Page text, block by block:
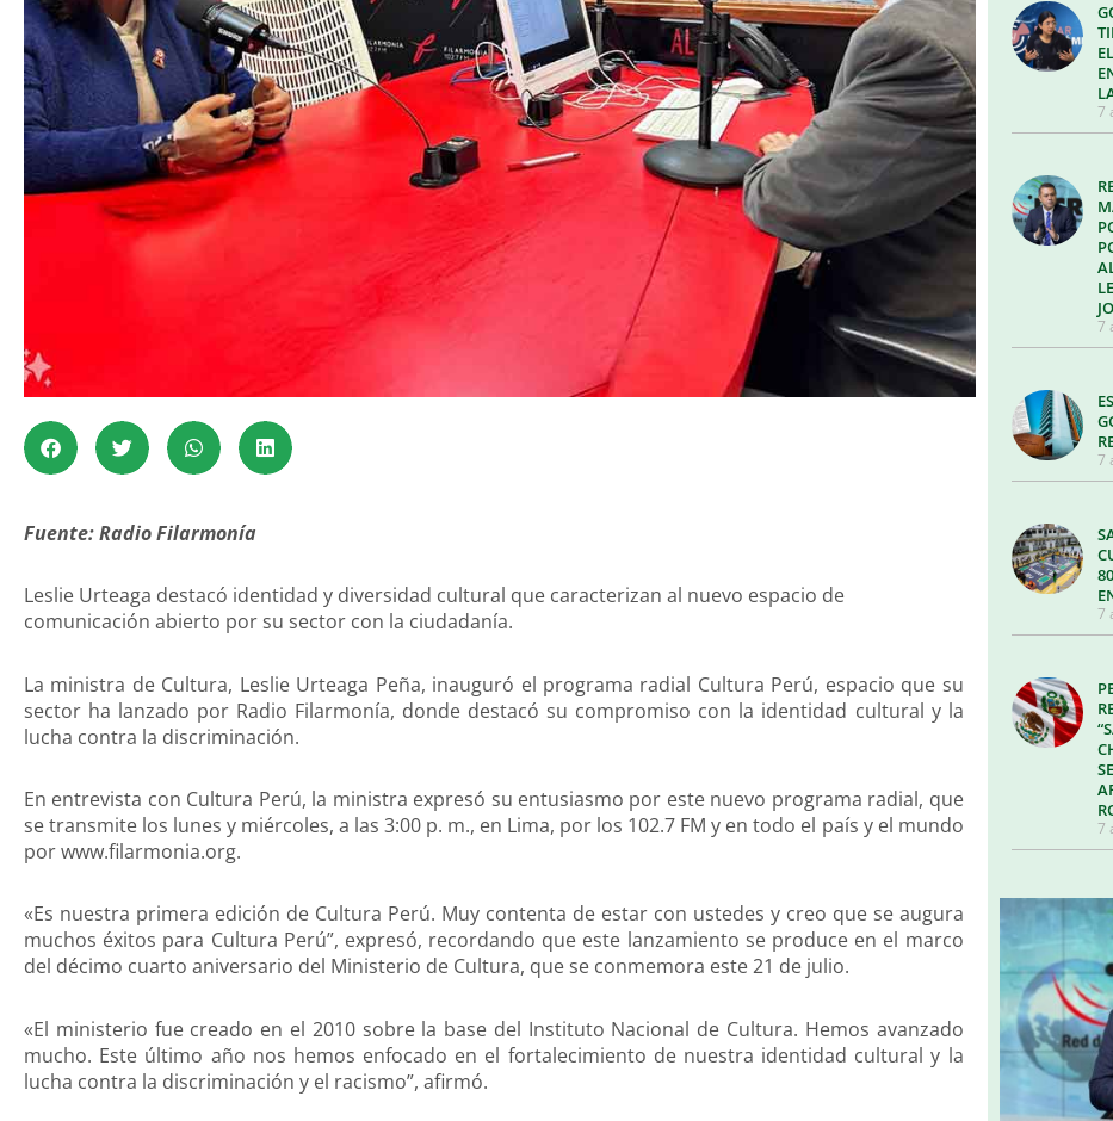
Fuente: Radio Filarmonía
Leslie Urteaga destacó identidad y diversidad cultural que caracterizan al nuevo espacio de
comunicación abierto por su sector con la ciudadanía.
La ministra de Cultura, Leslie Urteaga Peña, inauguró el programa radial Cultura Perú, espacio que su
sector ha lanzado por Radio Filarmonía, donde destacó su compromiso con la identidad cultural y la
lucha contra la discriminación.
En entrevista con Cultura Perú, la ministra expresó su entusiasmo por este nuevo programa radial, que
se transmite los lunes y miércoles, a las 3:00 p. m., en Lima, por los 102.7 FM y en todo el país y el mundo
por www.filarmonia.org.
«Es nuestra primera edición de Cultura Perú. Muy contenta de estar con ustedes y creo que se augura
muchos éxitos para Cultura Perú”, expresó, recordando que este lanzamiento se produce en el marco
del décimo cuarto aniversario del Ministerio de Cultura, que se conmemora este 21 de julio.
«El ministerio fue creado en el 2010 sobre la base del Instituto Nacional de Cultura. Hemos avanzado
mucho. Este último año nos hemos enfocado en el fortalecimiento de nuestra identidad cultural y la
lucha contra la discriminación y el racismo”, afirmó.
7
7
7
7
7